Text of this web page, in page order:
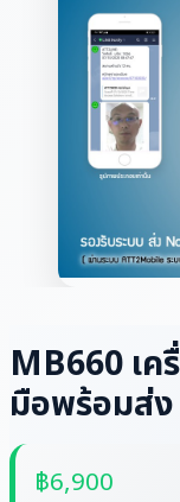
MB660 เ
มือพร้อมส่
฿6,900